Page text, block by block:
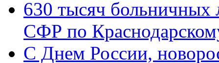
630 тысяч больничных
СФР по
C Днем России,